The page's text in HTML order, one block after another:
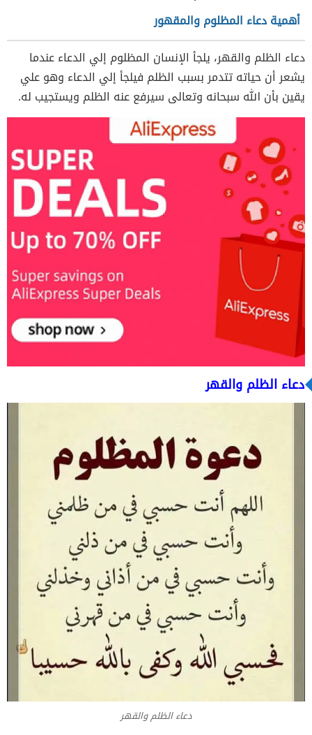
أهمية دعاء المظلوم والمقهور
دعاء الظلم والقهر، يلجأ الإنسان المظلوم إلي الدعاء عندما
يشعر أن حياته تتدمر بسبب الظلم فيلجأ إلي الدعاء وهو علي
يقين بأن الله سبحانه وتعالى سيرفع عنه الظلم ويستجيب له.
دعاء الظلم والقهر
دعاء الظلم والقهر